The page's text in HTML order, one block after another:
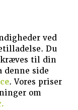
ved
Du
kræves til din
denne side
. Vores priser
om